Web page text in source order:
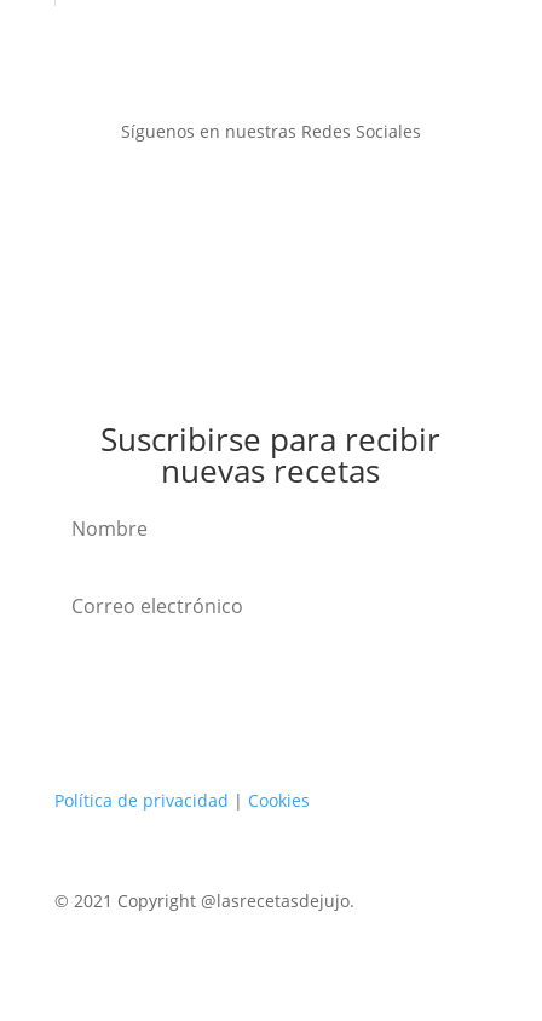
Síguenos en nuestras Redes Sociales
Suscribirse para recibir
nuevas recetas
Política de privacidad | Cookies
© 2021 Copyright @lasrecetasdejujo.